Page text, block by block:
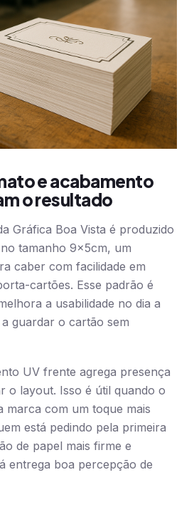
e acabamento
o resultado
Gráfica Boa Vista é produzido
tamanho 9x5cm, um
caber com facilidade em
cartões. Esse padrão é
a usabilidade no dia a
guardar o cartão sem
UV frente agrega presença
o layout. Isso é útil quando o
com um toque mais
está pedindo pela primeira
de papel mais firme e
entrega boa percepção de